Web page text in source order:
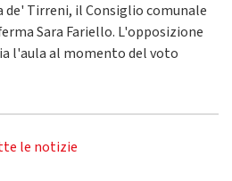
de' Tirreni, il Consiglio comunale
Sara Fariello. L'opposizione
l'aula al momento del voto
le notizie